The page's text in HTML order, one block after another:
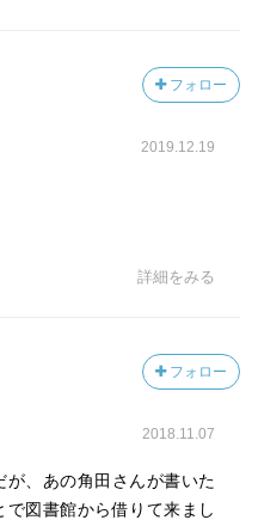
フォロー
2019.12.19
詳細をみる
フォロー
2018.11.07
が、あの角田さんが書いた
図書館から借りて来まし